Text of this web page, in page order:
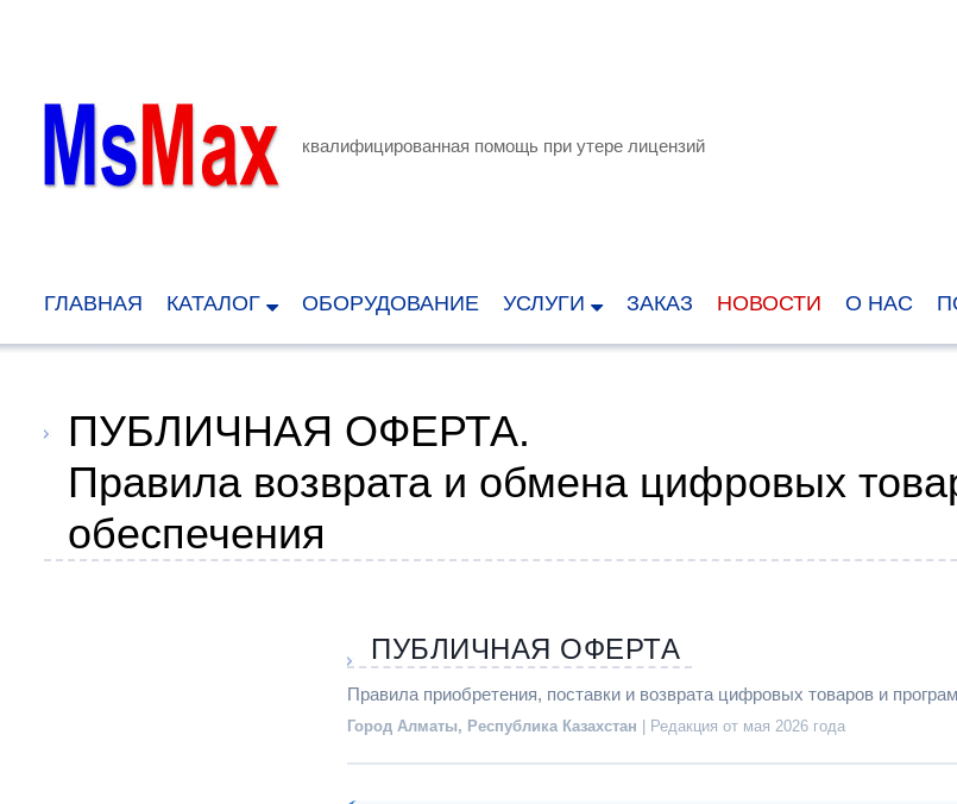
квалифицированная помощь при утере лицензий
ГЛАВНАЯ КАТАЛОГ ОБОРУДОВАНИЕ УСЛУГИ ЗАКАЗ НОВОСТИ О НАС
ПУБЛИЧНАЯ ОФЕРТА.
Правила возврата и обмена цифровых
обеспечения
ПУБЛИЧНАЯ ОФЕРТА
Правила приобретения, поставки и возврата цифровых товаров и
Город Алматы, Республика Казахстан | Редакция от мая 2026 года